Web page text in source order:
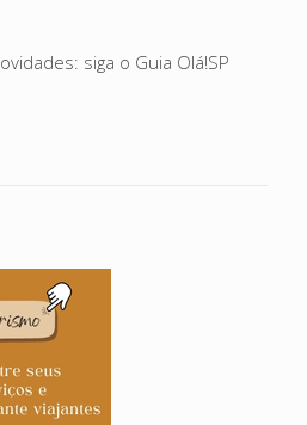
siga o Guia Olá!SP